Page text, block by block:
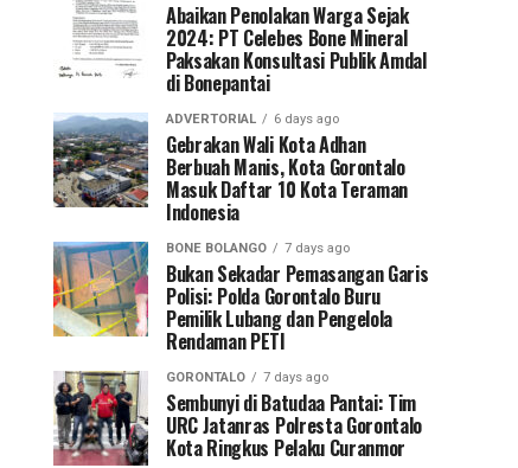
Abaikan Penolakan Warga Sejak
2024: PT Celebes Bone Mineral
Paksakan Konsultasi Publik Amdal
di Bonepantai
ADVERTORIAL 6 days ago
Gebrakan Wali Kota Adhan
Berbuah Manis, Kota Gorontalo
Masuk Daftar 10 Kota Teraman
Indonesia
BONE BOLANGO 7 days ago
Bukan Sekadar Pemasangan Garis
Polisi: Polda Gorontalo Buru
Pemilik Lubang dan Pengelola
Rendaman PETI
GORONTALO 7 days ago
Sembunyi di Batudaa Pantai: Tim
URC Jatanras Polresta Gorontalo
Kota Ringkus Pelaku Curanmor